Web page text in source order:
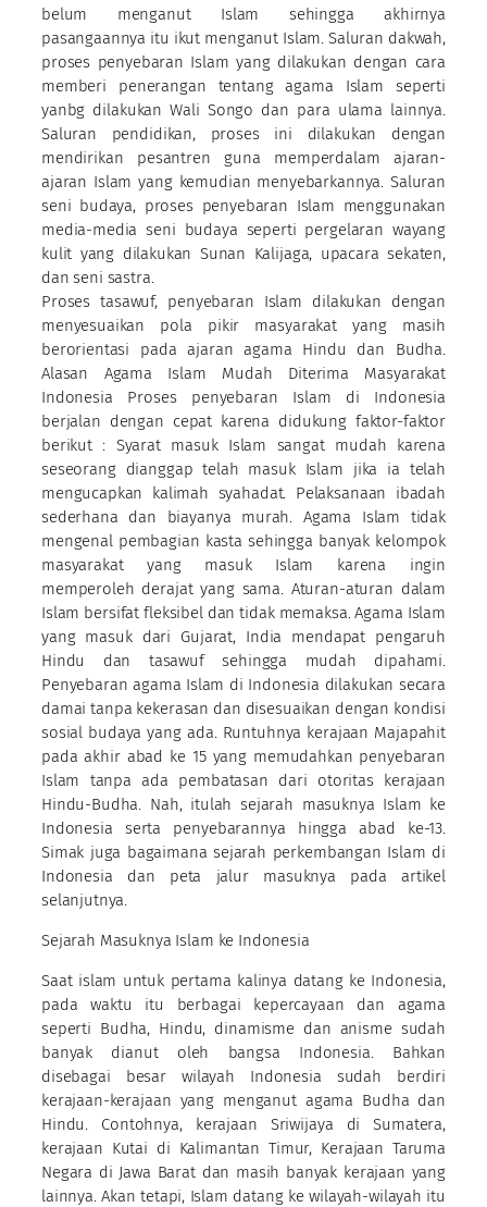
belum menganut Islam sehingga akhirnya
pasangaannya itu ikut menganut Islam. Saluran dakwah,
proses penyebaran Islam yang dilakukan dengan cara
memberi penerangan tentang agama Islam seperti
yanbg dilakukan Wali Songo dan para ulama lainnya.
Saluran pendidikan, proses ini dilakukan dengan
mendirikan pesantren guna memperdalam ajaran-
ajaran Islam yang kemudian menyebarkannya. Saluran
seni budaya, proses penyebaran Islam menggunakan
media-media seni budaya seperti pergelaran wayang
kulit yang dilakukan Sunan Kalijaga, upacara sekaten,
dan seni sastra.
Proses tasawuf, penyebaran Islam dilakukan dengan
menyesuaikan pola pikir masyarakat yang masih
berorientasi pada ajaran agama Hindu dan Budha.
Alasan Agama Islam Mudah Diterima Masyarakat
Indonesia Proses penyebaran Islam di Indonesia
berjalan dengan cepat karena didukung faktor-faktor
berikut : Syarat masuk Islam sangat mudah karena
seseorang dianggap telah masuk Islam jika ia telah
mengucapkan kalimah syahadat. Pelaksanaan ibadah
sederhana dan biayanya murah. Agama Islam tidak
mengenal pembagian kasta sehingga banyak kelompok
masyarakat yang masuk Islam karena ingin
memperoleh derajat yang sama. Aturan-aturan dalam
Islam bersifat fleksibel dan tidak memaksa. Agama Islam
yang masuk dari Gujarat, India mendapat pengaruh
Hindu dan tasawuf sehingga mudah dipahami.
Penyebaran agama Islam di Indonesia dilakukan secara
damai tanpa kekerasan dan disesuaikan dengan kondisi
sosial budaya yang ada. Runtuhnya kerajaan Majapahit
pada akhir abad ke 15 yang memudahkan penyebaran
Islam tanpa ada pembatasan dari otoritas kerajaan
Hindu-Budha. Nah, itulah sejarah masuknya Islam ke
Indonesia serta penyebarannya hingga abad ke-13.
Simak juga bagaimana sejarah perkembangan Islam di
Indonesia dan peta jalur masuknya pada artikel
selanjutnya.
Sejarah Masuknya Islam ke Indonesia
Saat islam untuk pertama kalinya datang ke Indonesia,
pada waktu itu berbagai kepercayaan dan agama
seperti Budha, Hindu, dinamisme dan anisme sudah
banyak dianut oleh bangsa Indonesia. Bahkan
disebagai besar wilayah Indonesia sudah berdiri
kerajaan-kerajaan yang menganut agama Budha dan
Hindu. Contohnya, kerajaan Sriwijaya di Sumatera,
kerajaan Kutai di Kalimantan Timur, Kerajaan Taruma
Negara di Jawa Barat dan masih banyak kerajaan yang
lainnya. Akan tetapi, Islam datang ke wilayah-wilayah itu